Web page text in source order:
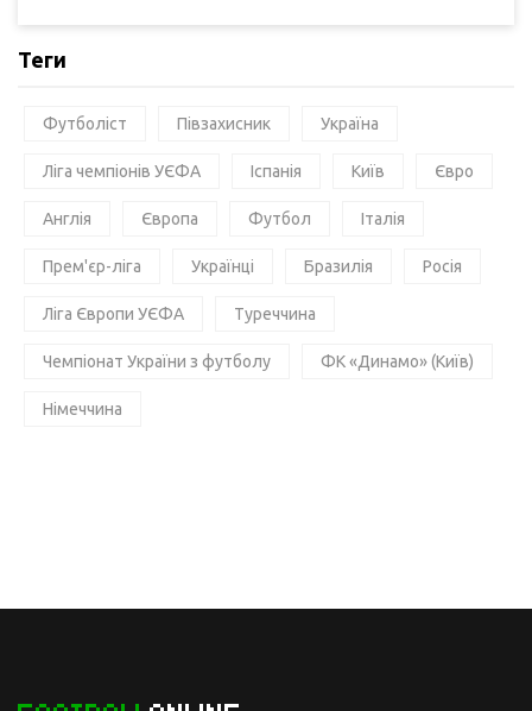
Теги
Футболіст Півзахисник Україна
Ліга чемпіонів УЄФА Іспанія Київ Євро
Англія Європа Футбол Італія
Прем'єр-ліга Українці Бразилія Росія
Ліга Європи УЄФА Туреччина
Чемпіонат України з футболу ФК «Динамо» (Київ)
Німеччина